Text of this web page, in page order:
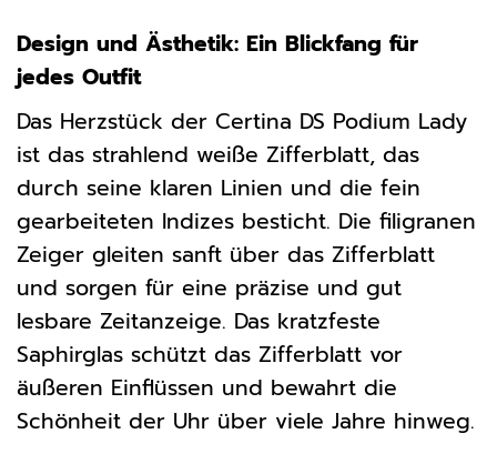
Design und Ästhetik: Ein Blickfang für
jedes Outfit
Das Herzstück der Certina DS Podium Lady
ist das strahlend weiße Zifferblatt, das
durch seine klaren Linien und die fein
gearbeiteten Indizes besticht. Die filigranen
Zeiger gleiten sanft über das Zifferblatt
und sorgen für eine präzise und gut
lesbare Zeitanzeige. Das kratzfeste
Saphirglas schützt das Zifferblatt vor
äußeren Einflüssen und bewahrt die
Schönheit der Uhr über viele Jahre hinweg.